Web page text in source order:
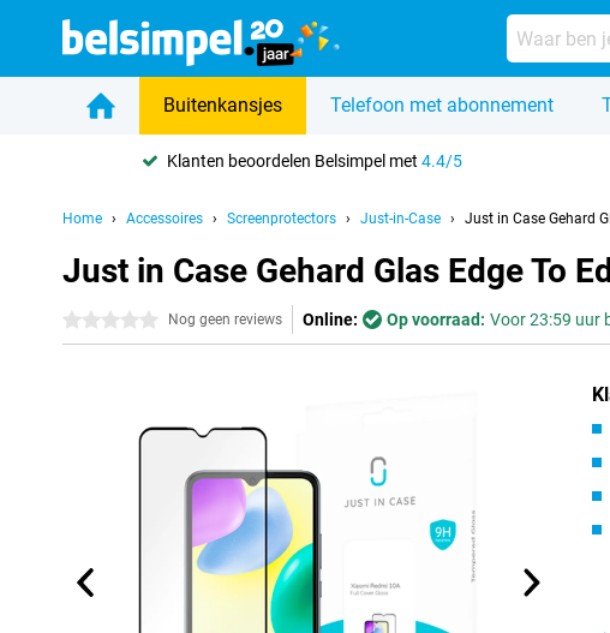
Buitenkansjes Telefoon met abonnement
Klanten beoordelen Belsimpel met4.4/5
Home Accessoires Screenprotectors Just-in-Case Just in Case Gehard
Just in Case Gehard Glas Edge To
0 sterren Nog geen reviews Online: Op voorraad: Voor 23:59 uur